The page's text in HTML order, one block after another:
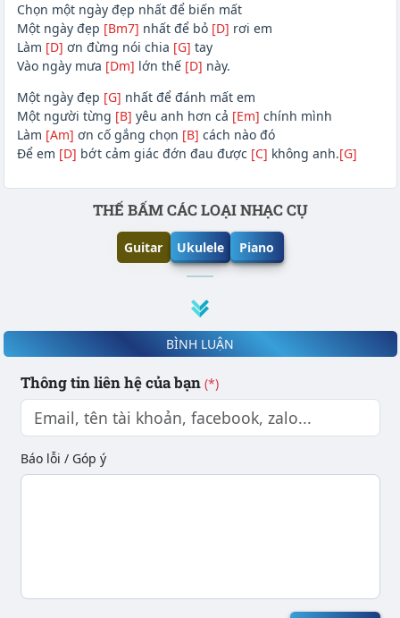
Chọn một ngày đẹp nhất để biến mất
Một ngày đẹp [Bm7] nhất để bỏ [D] rơi em
Làm [D] ơn đừng nói chia [G] tay
Vào ngày mưa [Dm] lớn thế [D] này.
Một ngày đẹp [G] nhất để đánh mất em
Một người từng [B] yêu anh hơn cả [Em] chính mình
Làm [Am] ơn cố gắng chọn [B] cách nào đó
Để em [D] bớt cảm giác đớn đau được [C] không anh.[G]
Phần nội dungTHẾ BẤM CÁC LOẠI NHẠC CỤ
Guitar Ukulele Piano
BÌNH LUẬN
Thông tin liên hệ của bạn (*)
Báo lỗi / Góp ý